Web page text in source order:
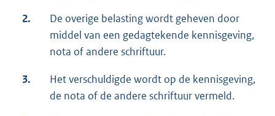
2.
De overige belasting wordt geheven door
middel van een gedagtekende kennisgeving,
nota of andere schriftuur.
3.
Het verschuldigde wordt op de kennisgeving,
de nota of de andere schriftuur vermeld.